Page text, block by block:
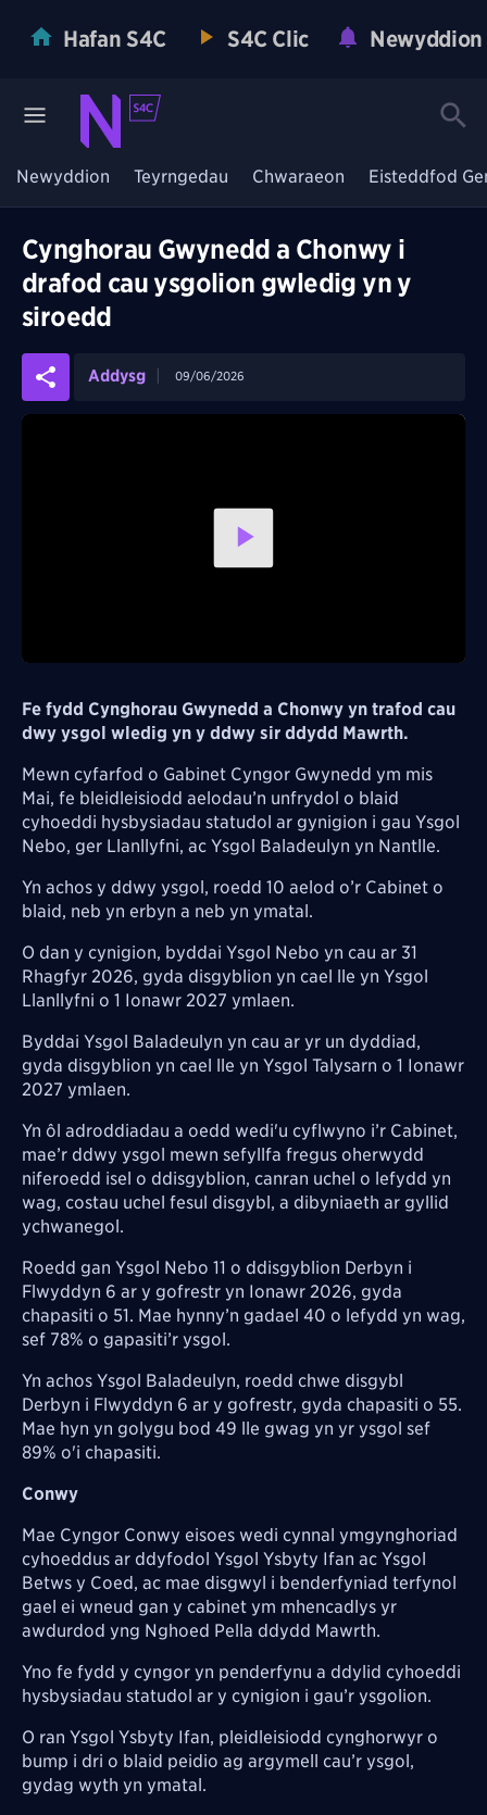
Hafan S4C S4C Clic Newyddion
Newyddion Teyrngedau Chwaraeon Eisteddfod
Cynghorau Gwynedd a Chonwy i
drafod cau ysgolion gwledig yn y
siroedd
Addysg 09/06/2026
Play
Fe fydd Cynghorau Gwynedd a Chonwy yn trafod cau
dwy ysgol wledig yn y ddwy sir ddydd Mawrth.
Mewn cyfarfod o Gabinet Cyngor Gwynedd ym mis
Mai, fe bleidleisiodd aelodau’n unfrydol o blaid
cyhoeddi hysbysiadau statudol ar gynigion i gau Ysgol
Nebo, ger Llanllyfni, ac Ysgol Baladeulyn yn Nantlle.
Yn achos y ddwy ysgol, roedd 10 aelod o’r Cabinet o
blaid, neb yn erbyn a neb yn ymatal.
O dan y cynigion, byddai Ysgol Nebo yn cau ar 31
Rhagfyr 2026, gyda disgyblion yn cael lle yn Ysgol
Llanllyfni o 1 Ionawr 2027 ymlaen.
Byddai Ysgol Baladeulyn yn cau ar yr un dyddiad,
gyda disgyblion yn cael lle yn Ysgol Talysarn o 1 Ionawr
2027 ymlaen.
Yn ôl adroddiadau a oedd wedi'u cyflwyno i’r Cabinet,
mae’r ddwy ysgol mewn sefyllfa fregus oherwydd
niferoedd isel o ddisgyblion, canran uchel o lefydd yn
wag, costau uchel fesul disgybl, a dibyniaeth ar gyllid
ychwanegol.
Roedd gan Ysgol Nebo 11 o ddisgyblion Derbyn i
Flwyddyn 6 ar y gofrestr yn Ionawr 2026, gyda
chapasiti o 51. Mae hynny’n gadael 40 o lefydd yn wag,
sef 78% o gapasiti’r ysgol.
Yn achos Ysgol Baladeulyn, roedd chwe disgybl
Derbyn i Flwyddyn 6 ar y gofrestr, gyda chapasiti o 55.
Mae hyn yn golygu bod 49 lle gwag yn yr ysgol sef
89% o'i chapasiti.
Conwy
Mae Cyngor Conwy eisoes wedi cynnal ymgynghoriad
cyhoeddus ar ddyfodol Ysgol Ysbyty Ifan ac Ysgol
Betws y Coed, ac mae disgwyl i benderfyniad terfynol
gael ei wneud gan y cabinet ym mhencadlys yr
awdurdod yng Nghoed Pella ddydd Mawrth.
Yno fe fydd y cyngor yn penderfynu a ddylid cyhoeddi
hysbysiadau statudol ar y cynigion i gau’r ysgolion.
O ran Ysgol Ysbyty Ifan, pleidleisiodd cynghorwyr o
bump i dri o blaid peidio ag argymell cau’r ysgol,
gydag wyth yn ymatal.